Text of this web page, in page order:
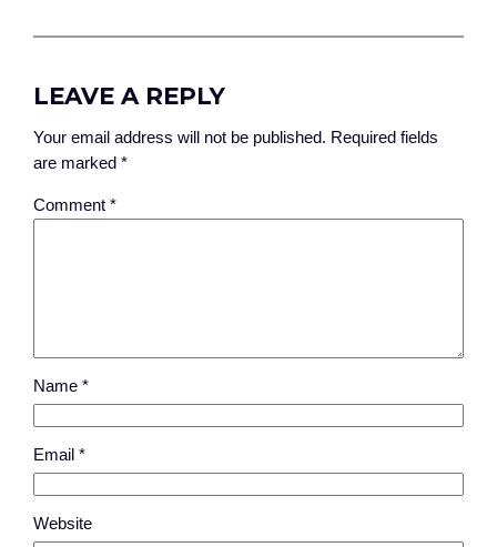
LEAVE A REPLY
Your email address will not be published. Required fields
are marked*
Comment*
Name*
Email*
Website